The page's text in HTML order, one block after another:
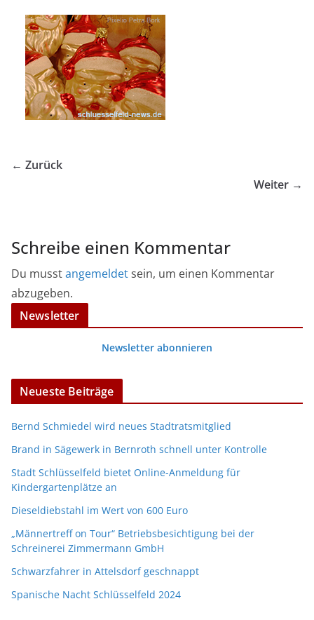
← Zurück
Weiter →
Schreibe einen Kommentar
Du musstangemeldetsein, um einen Kommentar
abzugeben.
Newsletter
Newsletter abonnieren
Neueste Beiträge
Bernd Schmiedel wird neues Stadtratsmitglied
Brand in Sägewerk in Bernroth schnell unter Kontrolle
Stadt Schlüsselfeld bietet Online-Anmeldung für
Kindergartenplätze an
Dieseldiebstahl im Wert von 600 Euro
„Männertreff on Tour“ Betriebsbesichtigung bei der
Schreinerei Zimmermann GmbH
Schwarzfahrer in Attelsdorf geschnappt
Spanische Nacht Schlüsselfeld 2024